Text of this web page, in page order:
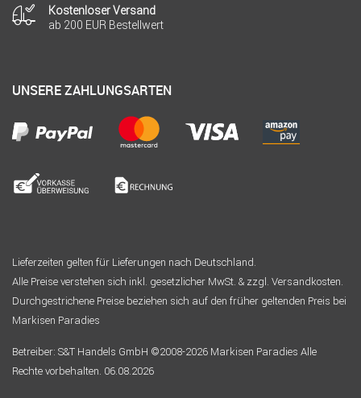
Kostenloser Versand
ab 200 EUR Bestellwert
UNSERE ZAHLUNGSARTEN
Lieferzeiten gelten für Lieferungen nach Deutschland.
Alle Preise verstehen sich inkl. gesetzlicher MwSt. & zzgl. Versandkosten.
Durchgestrichene Preise beziehen sich auf den früher geltenden Preis bei
Markisen Paradies
Betreiber: S&T Handels GmbH ©2008-2026 Markisen Paradies Alle
Rechte vorbehalten. 06.08.2026